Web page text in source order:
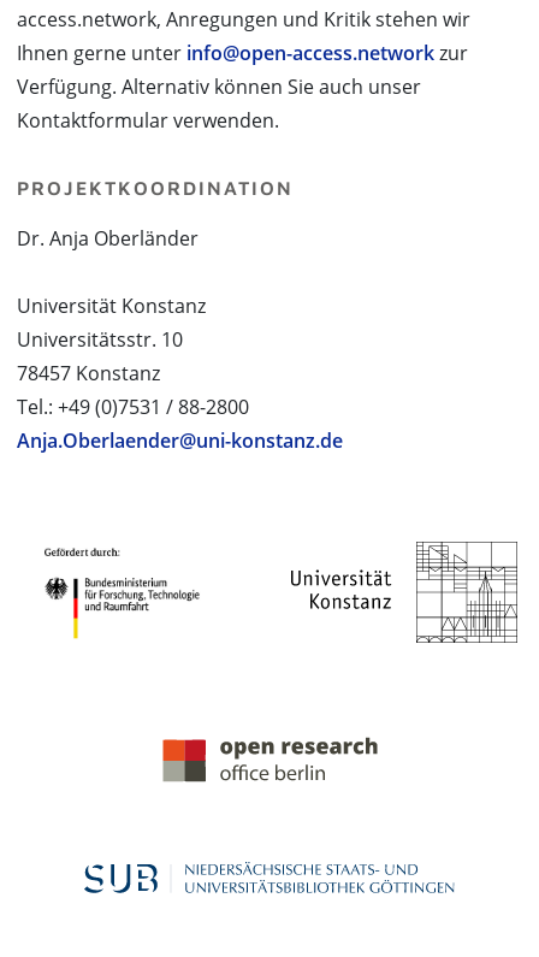
access.network, Anregungen und Kritik stehen wir
Ihnen gerne unter info@open-access.networkzur
Verfügung. Alternativ können Sie auch unser
Kontaktformular verwenden.
PROJEKTKOORDINATION
Dr. Anja Oberländer
Universität Konstanz
Universitätsstr. 10
78457 Konstanz
Tel.: +49 (0)7531 / 88-2800
Anja.Oberlaender@uni-konstanz.de